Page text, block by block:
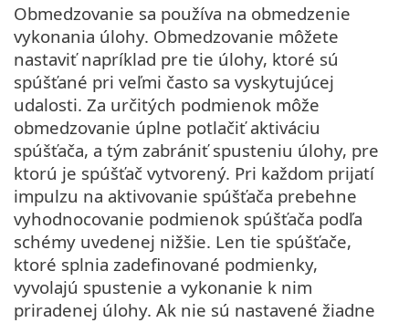
Obmedzovanie sa používa na obmedzenie
vykonania úlohy. Obmedzovanie môžete
nastaviť napríklad pre tie úlohy, ktoré sú
spúšťané pri veľmi často sa vyskytujúcej
udalosti. Za určitých podmienok môže
obmedzovanie úplne potlačiť aktiváciu
spúšťača, a tým zabrániť spusteniu úlohy, pre
ktorú je spúšťač vytvorený. Pri každom prijatí
impulzu na aktivovanie spúšťača prebehne
vyhodnocovanie podmienok spúšťača podľa
schémy uvedenej nižšie. Len tie spúšťače,
ktoré splnia zadefinované podmienky,
vyvolajú spustenie a vykonanie k nim
priradenej úlohy. Ak nie sú nastavené žiadne